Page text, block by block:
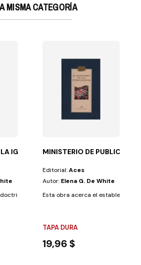
MISMA CATEGORÍA
la humanidad....
IGLESIA - BHC (AD)
y vida cristiana, que ayuda a
MINISTERIO DE
Editorial:Aces
Autor: Elena G. De White
Esta obra acerca el
TAPA DURA
19,96 $